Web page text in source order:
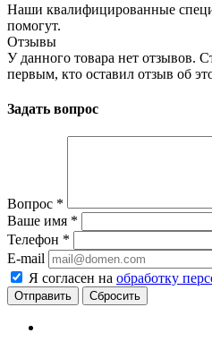
Наши квалифицированные
помогут.
Отзывы
У данного товара нет отзывов.
первым, кто оставил отзыв об
Задать вопрос
Вопрос *
Ваше имя *
Телефон *
E-mail
Я согласен на обработку
Сбросить